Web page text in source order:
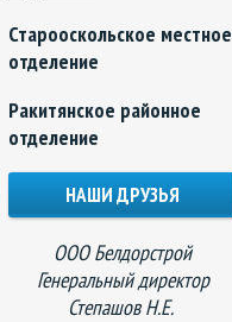
Старооскольское местное
отделение
Ракитянское районное
отделение
НАШИ ДРУЗЬЯ
ООО Белдорстрой
Генеральный директор
Степашов Н.Е.